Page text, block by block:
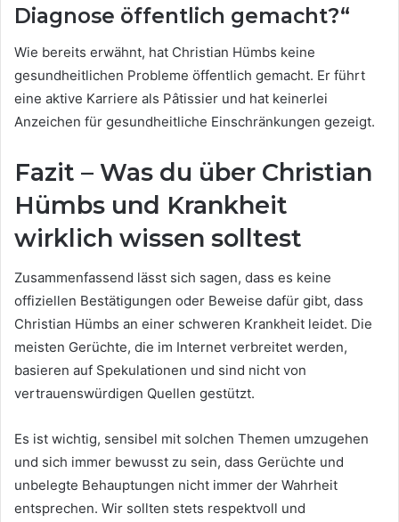
Diagnose öffentlich gemacht?“
Wie bereits erwähnt, hat Christian Hümbs keine
gesundheitlichen Probleme öffentlich gemacht. Er führt
eine aktive Karriere als Pâtissier und hat keinerlei
Anzeichen für gesundheitliche Einschränkungen gezeigt.
Fazit – Was du über Christian
Hümbs und Krankheit
wirklich wissen solltest
Zusammenfassend lässt sich sagen, dass es keine
offiziellen Bestätigungen oder Beweise dafür gibt, dass
Christian Hümbs an einer schweren Krankheit leidet. Die
meisten Gerüchte, die im Internet verbreitet werden,
basieren auf Spekulationen und sind nicht von
vertrauenswürdigen Quellen gestützt.
Es ist wichtig, sensibel mit solchen Themen umzugehen
und sich immer bewusst zu sein, dass Gerüchte und
unbelegte Behauptungen nicht immer der Wahrheit
entsprechen. Wir sollten stets respektvoll und